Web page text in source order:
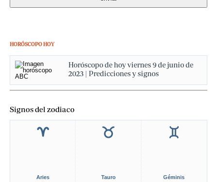
HORÓSCOPO HOY
Horóscopo de hoy viernes 9 de junio de
2023 | Predicciones y signos
Signos del zodiaco
Aries Tauro Géminis